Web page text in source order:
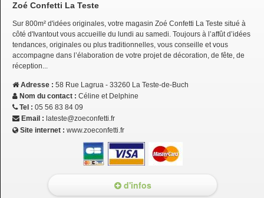
Zoé Confetti La Teste
Sur 800m² d'idées originales, votre magasin Zoé Confetti La Teste situé à
côté d'Ivantout vous accueille du lundi au samedi. Toujours à l’affût d’idées
tendances, originales ou plus traditionnelles, vous conseille et vous
accompagne dans l’élaboration de votre projet de décoration, de fête, de
réception...
Adresse : 58 Rue Lagrua - 33260 La Teste-de-Buch
Nom du contact : Céline et Delphine
Tel : 05 56 83 84 09
Email : lateste@zoeconfetti.fr
Site internet : www.zoeconfetti.fr
d'infos